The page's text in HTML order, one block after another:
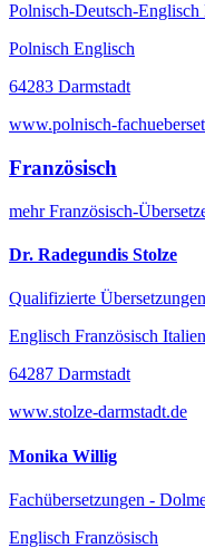
Polnisch-Deutsch-
Polnisch Englisch
64283 Darmstadt
www.polnisch-
Französisch
mehrFranzösisch-
Dr. Radegundis Stolze
Qualifizierte
Englisch Französisch
64287 Darmstadt
www.stolze-darmstadt.de
Monika Willig
Fachübersetzungen -
Englisch Französisch